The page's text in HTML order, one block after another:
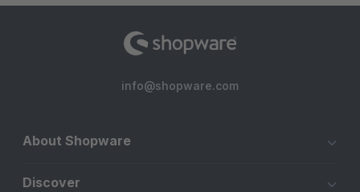
info@shopware.com
About Shopware
Discover